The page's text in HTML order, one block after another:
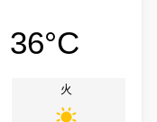
36°C
火